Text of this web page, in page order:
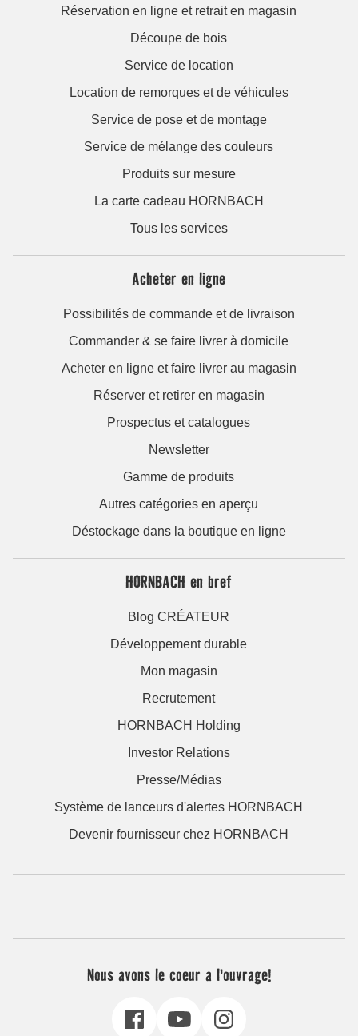
Réservation en ligne et retrait en magasin
Découpe de bois
Service de location
Location de remorques et de véhicules
Service de pose et de montage
Service de mélange des couleurs
Produits sur mesure
La carte cadeau HORNBACH
Tous les services
Acheter en ligne
Possibilités de commande et de livraison
Commander & se faire livrer à domicile
Acheter en ligne et faire livrer au magasin
Réserver et retirer en magasin
Prospectus et catalogues
Newsletter
Gamme de produits
Autres catégories en aperçu
Déstockage dans la boutique en ligne
HORNBACH en bref
Blog CRÉATEUR
Développement durable
Mon magasin
Recrutement
HORNBACH Holding
Investor Relations
Presse/Médias
Système de lanceurs d'alertes HORNBACH
Devenir fournisseur chez HORNBACH
Nous avons le coeur a l'ouvrage!